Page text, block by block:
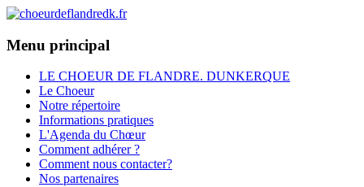
Menu principal
LE CHOEUR DE FLANDRE. DUNKERQUE
Le Choeur
Notre répertoire
Informations pratiques
L'Agenda du Chœur
Comment adhérer ?
Comment nous contacter?
Nos partenaires